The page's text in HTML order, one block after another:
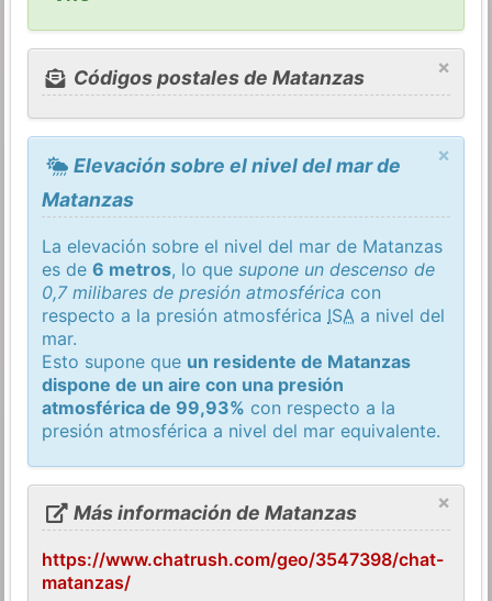
×
Códigos postales de Matanzas
×
Elevación sobre el nivel del mar de
Matanzas
La elevación sobre el nivel del mar de Matanzas
es de6 metros, lo quesupone un descenso de
0,7 milibares de presión atmosférica con
respecto a la presión atmosférica ISA a nivel del
mar.
Esto supone que un residente de Matanzas
dispone de un aire con una presión
atmosférica de 99,93% con respecto a la
presión atmosférica a nivel del mar equivalente.
×
Más información de Matanzas
https://www.chatrush.com/geo/3547398/chat-
matanzas/